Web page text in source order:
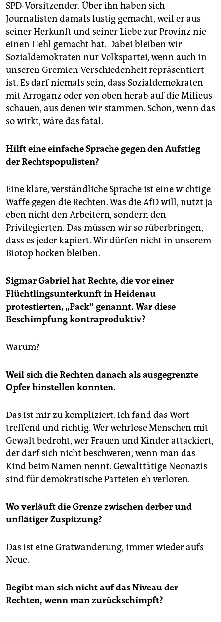
SPD-Vorsitzender. Über ihn haben sich
Journalisten damals lustig gemacht, weil er aus
seiner Herkunft und seiner Liebe zur Provinz nie
einen Hehl gemacht hat. Dabei bleiben wir
Sozialdemokraten nur Volkspartei, wenn auch in
unseren Gremien Verschiedenheit repräsentiert
ist. Es darf niemals sein, dass Sozialdemokraten
mit Arroganz oder von oben herab auf die Milieus
schauen, aus denen wir stammen. Schon, wenn das
so wirkt, wäre das fatal.
Hilft eine einfache Sprache gegen den Aufstieg
der Rechtspopulisten?
Eine klare, verständliche Sprache ist eine wichtige
Waffe gegen die Rechten. Was die AfD will, nutzt ja
eben nicht den Arbeitern, sondern den
Privilegierten. Das müssen wir so rüberbringen,
dass es jeder kapiert. Wir dürfen nicht in unserem
Biotop hocken bleiben.
Sigmar Gabriel hat Rechte, die vor einer
Flüchtlingsunterkunft inHeidenau
protestierten, „Pack“ genannt. War diese
Beschimpfungkontraproduktiv?
Warum?
Weil sich die Rechten danach als ausgegrenzte
Opfer hinstellen konnten.
Das ist mir zu kompliziert. Ich fand das Wort
treffend und richtig. Wer wehrlose Menschen mit
Gewalt bedroht, wer Frauen und Kinder attackiert,
der darf sich nicht beschweren, wenn man das
Kind beim Namen nennt. Gewalttätige Neonazis
sind für demokratische Parteien eh verloren.
Wo verläuft die Grenze zwischen derber und
unflätiger Zuspitzung?
Das ist eine Gratwanderung, immer wieder aufs
Neue.
Begibt man sich nicht auf das Niveau der
Rechten, wenn man zurückschimpft?